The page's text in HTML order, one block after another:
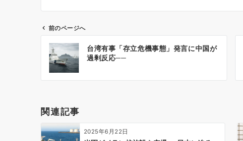
ビ
シ
ョ
前のページへ
台湾有事「存立危機事態」発言に中国が
過剰反応──
関連記事
2025年6月22日